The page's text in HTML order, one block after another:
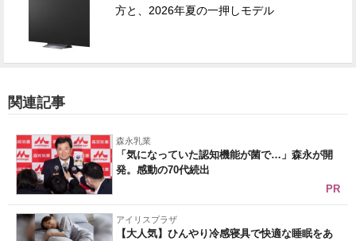
方と、2026年夏の一押しモデル
関連記事
森永乳業
「気になっていた認知機能が菌で…」森永が開
発。感動の70代続出
PR
アイリスプラザ
【大人気】ひんやり冷感寝具で快適な睡眠をあ